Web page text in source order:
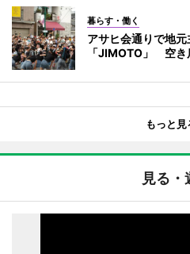
暮らす・働く
アサヒ会通りで地
「JIMOTO」 空き
もっと見
見る・